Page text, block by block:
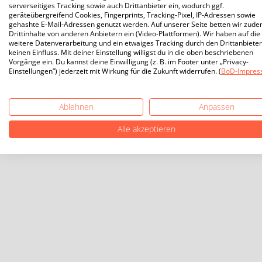
serverseitiges Tracking sowie auch Drittanbieter ein, wodurch ggf.
geräteübergreifend Cookies, Fingerprints, Tracking-Pixel, IP-Adressen sowie
gehashte E-Mail-Adressen genutzt werden. Auf unserer Seite betten wir
Drittinhalte von anderen Anbietern ein (Video-Plattformen). Wir haben auf die
weitere Datenverarbeitung und ein etwaiges Tracking durch den Drittanbieter
keinen Einfluss. Mit deiner Einstellung willigst du in die oben beschriebenen
Vorgänge ein. Du kannst deine Einwilligung (z. B. im Footer unter „Privacy-
Einstellungen“) jederzeit mit Wirkung für die Zukunft widerrufen. (BoD-
Ablehnen
Anpassen
Alle akzeptieren